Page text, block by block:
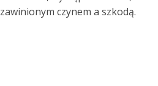
zawinionym czynem a szkodą.